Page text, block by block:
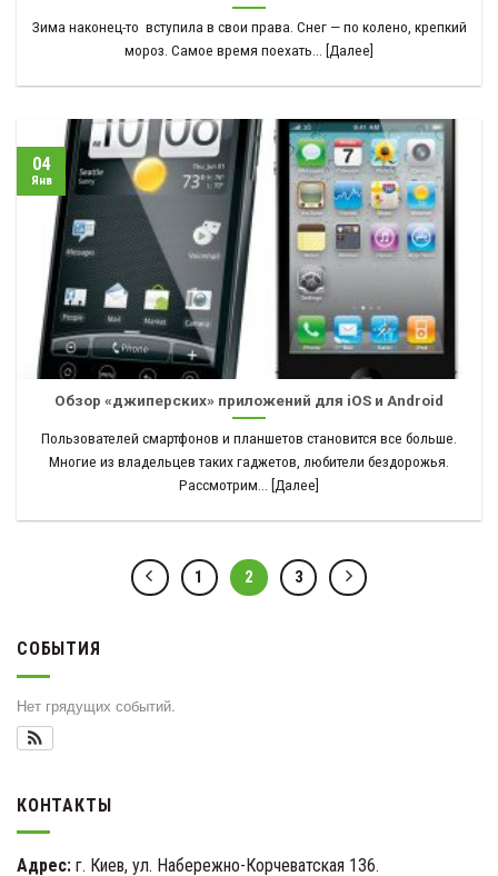
Зима наконец-то вступила в свои права. Снег — по колено, крепкий
мороз. Самое время поехать... [Далее]
Обзор «джиперских» приложений для iOS и Android
Пользователей смартфонов и планшетов становится все больше.
Многие из владельцев таких гаджетов, любители бездорожья.
Рассмотрим... [Далее]
04
Янв
1 2 3
СОБЫТИЯ
Нет грядущих событий.
КОНТАКТЫ
Адрес: г. Киев, ул. Набережно-Корчеватская 136.